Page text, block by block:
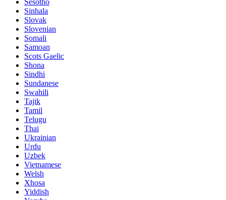
Sinhala
Slovak
Slovenian
Somali
Samoan
Scots Gaelic
Shona
Sindhi
Sundanese
Swahili
Tajik
Tamil
Telugu
Thai
Ukrainian
Urdu
Uzbek
Vietnamese
Welsh
Xhosa
Yiddish